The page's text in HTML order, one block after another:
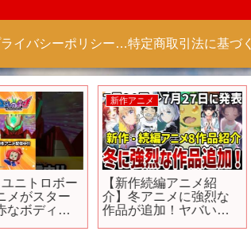
プライバシーポリシー 【Colorful Creation】
トロボー
がスター
ボディの
新作アニメ
【新作続編アニメ紹
介】冬アニメに強烈な
作品が追加！ヤバいぞ